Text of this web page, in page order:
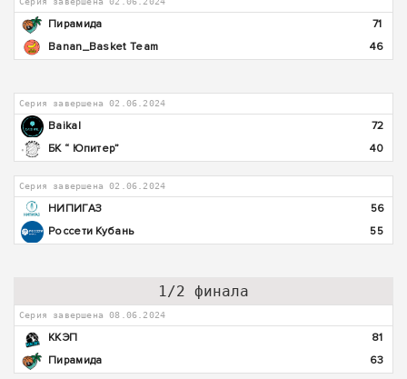
Пирамида
71
Banan_Basket Team
46
Серия завершена 02.06.2024
Baikal
72
БК “ Юпитер”
40
Серия завершена 02.06.2024
НИПИГАЗ
56
Россети Кубань
55
1/2 финала
Серия завершена 08.06.2024
ККЭП
81
Пирамида
63